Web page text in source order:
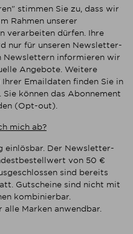
stimmen Sie zu, dass wir
Rahmen unserer
verarbeiten dürfen. Ihre
nur für unseren Newsletter-
Newslettern informieren wir
Angebote. Weitere
Emaildaten finden Sie in
können das Abonnement
(Opt-out).
mich ab?
einlösbar. Der Newsletter-
von 50 €
sind bereits
Gutscheine sind nicht mit
kombinierbar.
Marken anwendbar.